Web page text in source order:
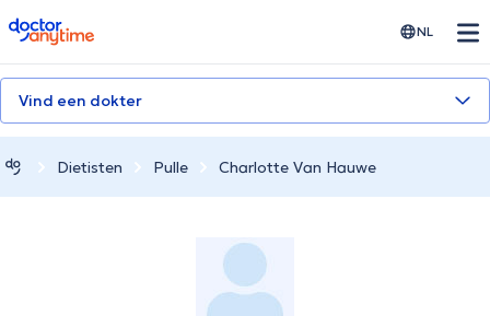
doctoranytime NL
Vind een dokter
Dietisten Pulle Charlotte Van Hauwe